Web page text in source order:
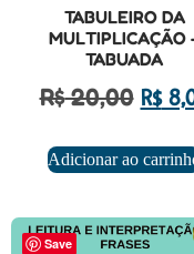
TABULEIRO DA
MULTIPLICAÇÃO
TABUADA
R$20,00 R$
Adicionar ao
Save